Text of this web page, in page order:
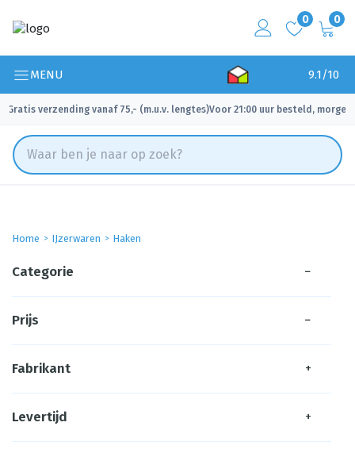
0 0
MENU 9.1/10
Gratis verzending vanaf 75,- (m.u.v. lengtes)
✓ Voor 21:00 uur besteld, morgen
Home IJzerwaren Haken
Categorie −
Prijs −
Fabrikant +
Levertijd +